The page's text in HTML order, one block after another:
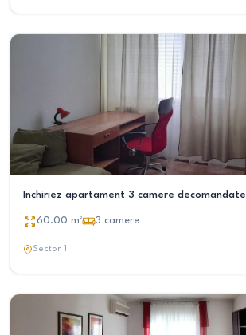
Inchiriez apartament 3 camere decomandate
60.00 m² 3 camere
Sector 1